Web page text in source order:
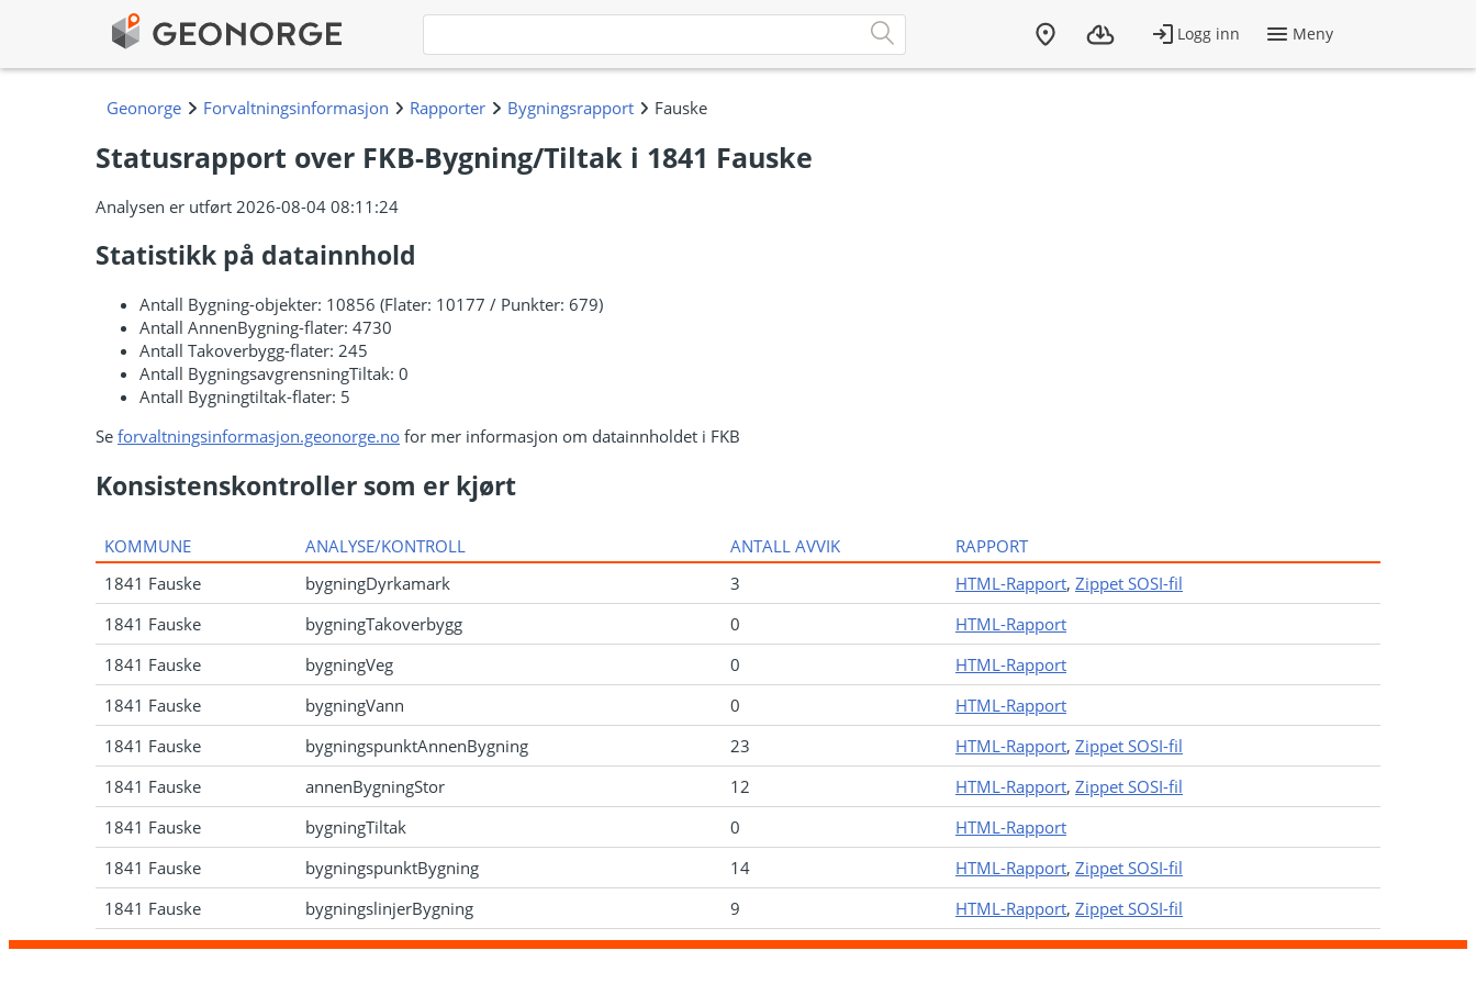
Statusrapport over FKB-Bygning/Tiltak i 1841 Fauske
Analysen er utført 2026-08-04 08:11:24
Statistikk på datainnhold
Antall Bygning-objekter: 10856 (Flater: 10177 / Punkter: 679)
Antall AnnenBygning-flater: 4730
Antall Takoverbygg-flater: 245
Antall BygningsavgrensningTiltak: 0
Antall Bygningtiltak-flater: 5
Se forvaltningsinformasjon.geonorge.no for mer informasjon om datainnholdet i FKB
Konsistenskontroller som er kjørt
KOMMUNE ANALYSE/KONTROLL ANTALL AVVIK
RAPPORT
1841 Fauske
bygningDyrkamark 3 HTML-Rapport, Zippet SOSI-fil
1841 Fauske
bygningTakoverbygg 0
HTML-Rapport
1841 Fauske
bygningVeg 0
HTML-Rapport
1841 Fauske
bygningVann 0
HTML-Rapport
1841 Fauske
bygningspunktAnnenBygning 23 HTML-Rapport, Zippet SOSI-fil
1841 Fauske
annenBygningStor 12 HTML-Rapport, Zippet SOSI-fil
1841 Fauske
bygningTiltak 0
HTML-Rapport
1841 Fauske
bygningspunktBygning 14 HTML-Rapport, Zippet SOSI-fil
1841 Fauske
bygningslinjerBygning 9 HTML-Rapport, Zippet SOSI-fil